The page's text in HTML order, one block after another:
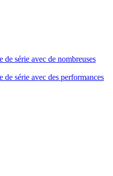
de série avec de nombreuses
de série avec des performances